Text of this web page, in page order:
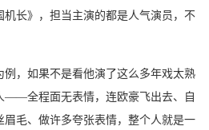
长》，担当主演的都是人气演员，不
例，如果不是看他演了这么多年戏太熟
——全程面无表情，连欧豪飞出去、自
眉毛、做许多夸张表情，整个人就是一